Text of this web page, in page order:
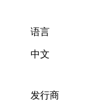
语言
中文
发行商